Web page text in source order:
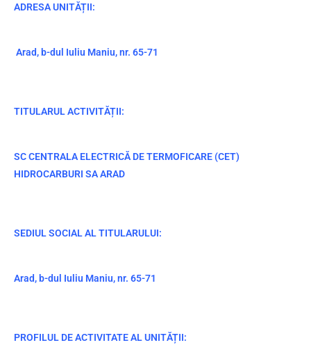
ADRESA UNITĂȚII:
Arad, b-dul Iuliu Maniu, nr. 65-71
TITULARUL ACTIVITĂȚII:
SC CENTRALA ELECTRICĂ DE TERMOFICARE (CET)
HIDROCARBURI SA ARAD
SEDIUL SOCIAL AL TITULARULUI:
Arad, b-dul Iuliu Maniu, nr. 65-71
PROFILUL DE ACTIVITATE AL UNITĂȚII: